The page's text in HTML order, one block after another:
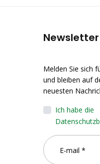
Newsletter
Melden Sie sich
und bleiben auf
neuesten
Ich habe die